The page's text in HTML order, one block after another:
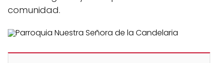
comunidad.